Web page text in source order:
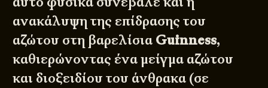
ανακάλυψη της επίδρασης του
αζώτου στη βαρελίσια Guinness,
καθιερώνοντας ένα μείγμα αζώτου
και διοξειδίου του άνθρακα (σε